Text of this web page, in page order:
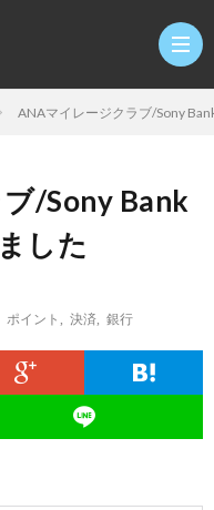
ANAマイレージクラブ/Sony
/Sony Bank
した
ポイント 決済 銀行